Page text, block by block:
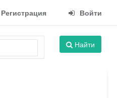
Регистрация Войти
Найти